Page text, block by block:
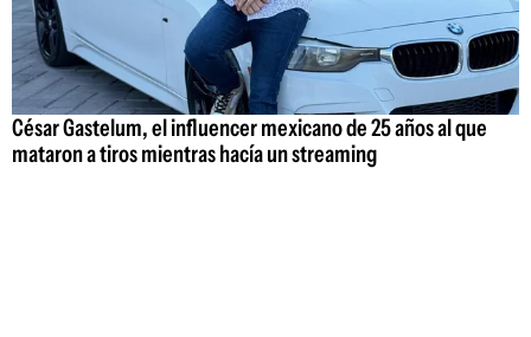
César Gastelum, el influencer mexicano de 25 años al que
mataron a tiros mientras hacía un streaming